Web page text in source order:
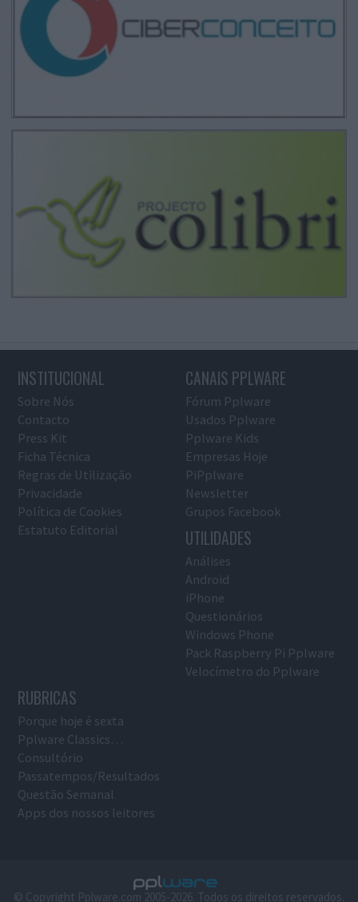
INSTITUCIONAL
Sobre Nós
Contacto
Press Kit
Ficha Técnica
Regras de Utilização
Privacidade
Política de Cookies
Estatuto Editorial
CANAIS PPLWARE
Fórum Pplware
Usados Pplware
Pplware Kids
Empresas Hoje
PiPplware
Newsletter
Grupos Facebook
UTILIDADES
Análises
Android
iPhone
Questionários
Windows Phone
Pack Raspberry Pi Pplware
Velocímetro do Pplware
RUBRICAS
Porque hoje é sexta
Pplware Classics…
Consultório
Passatempos/Resultados
Questão Semanal
Apps dos nossos leitores
© Copyright Pplware.com 2005-2026. Todos os direitos reservados.